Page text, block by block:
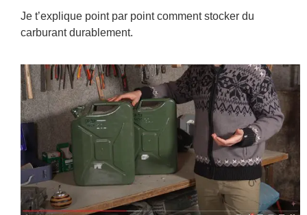
Je t’explique point par point comment stocker du
carburant durablement.